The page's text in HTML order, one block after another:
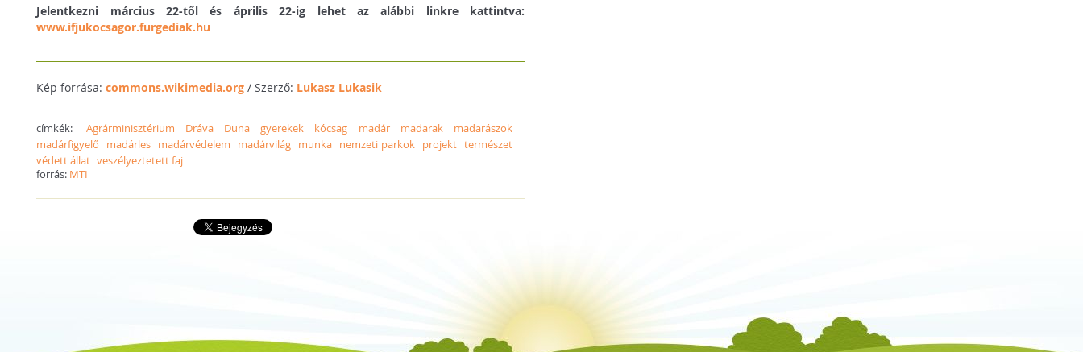
Jelentkezni március 22-től és április 22-ig lehet az alábbi linkre kattintva:
www.ifjukocsagor.furgediak.hu
Kép forrása:commons.wikimedia.org / Szerző: Lukasz Lukasik
címkék: Agrárminisztérium Dráva Duna gyerekek kócsag madár madarak
madarászok
madárfigyelő
madárles madárvédelem madárvilág munka nemzeti parkok projekt természet
védett állat veszélyeztetett faj
forrás: MTI